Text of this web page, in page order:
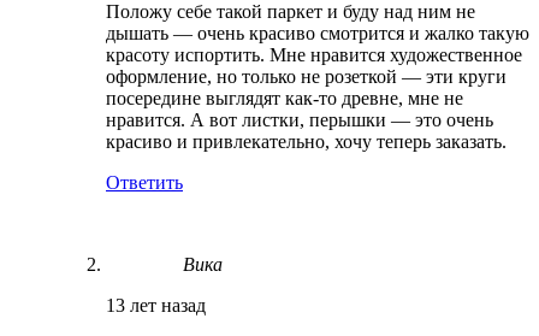
Положу себе такой паркет и буду над ним не
дышать — очень красиво смотрится и жалко такую
красоту испортить. Мне нравится художественное
оформление, но только не розеткой — эти круги
посередине выглядят как-то древне, мне не
нравится. А вот листки, перышки — это очень
красиво и привлекательно, хочу теперь заказать.
Ответить
Вика
13 лет назад